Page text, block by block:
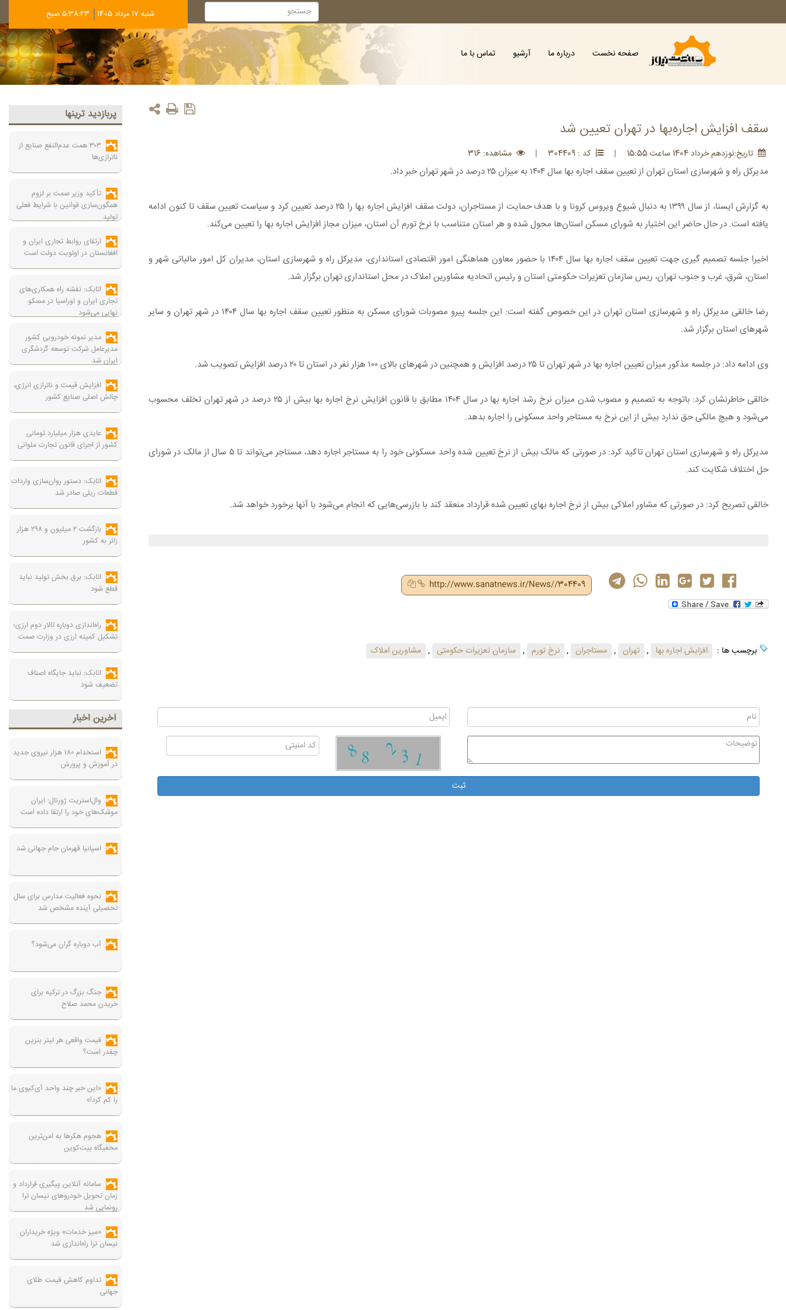
شنبه 17 مرداد 1405 5:38:24 صبح
صفحه نخست درباره ما آرشیو تماس با ما
سقف افزایش اجاره‌بها در تهران تعیین شد
تاريخ:نوزدهم خرداد 1404 ساعت 15:55 | کد : 304409 | مشاهده: 316
مدیرکل راه و شهرسازی استان تهران از تعیین سقف اجاره بها سال ۱۴۰۴ به میزان ۲۵ درصد در شهر تهران خبر داد.
به گزارش ایسنا، از سال ۱۳۹۹ به دنبال شیوع ویروس کرونا و با هدف حمایت از مستاجران، دولت سقف افزایش اجاره بها را ۲۵ درصد تعیین کرد و سیاست تعیین سقف تا کنون ادامه
یافته است. در حال حاضر این اختیار به شورای مسکن استان‌ها محول شده و هر استان متناسب با نرخ تورم آن استان، میزان مجاز افزایش اجاره بها را تعیین می‌کند.
اخیرا جلسه تصمیم گیری جهت تعیین سقف اجاره بها سال ۱۴۰۴ با حضور معاون هماهنگی امور اقتصادی استانداری، مدیرکل راه و شهرسازی استان، مدیران کل امور مالیاتی شهر و
استان، شرق، غرب و جنوب تهران، ریس سازمان تعزیرات حکومتی استان و رئیس اتحادیه مشاورین املاک در محل استانداری تهران برگزار شد.
رضا خالقی مدیرکل راه و شهرسازی استان تهران در این خصوص گفته است: این جلسه پیرو مصوبات شورای مسکن به منظور تعیین سقف اجاره بها سال ۱۴۰۴ در شهر تهران و سایر
شهرهای استان برگزار شد.
وی ادامه داد: در جلسه مذکور میزان تعیین اجاره بها در شهر تهران تا ۲۵ درصد افزایش و همچنین در شهرهای بالای ۱۰۰ هزار نفر در استان تا ۲۰ درصد افزایش تصویب شد.
خالقی خاطرنشان کرد: باتوجه به تصمیم و مصوب شدن میزان نرخ رشد اجاره بها در سال ۱۴۰۴ مطابق با قانون افزایش نرخ اجاره بها بیش از ۲۵ درصد در شهر تهران تخلف محسوب
می‌شود و هیچ مالکی حق ندارد بیش از این نرخ به مستاجر واحد مسکونی را اجاره بدهد.
مدیرکل راه و شهرسازی استان تهران تاکید کرد: در صورتی که مالک بیش از نرخ تعیین شده واحد مسکونی خود را به مستاجر اجاره دهد، مستاجر می‌تواند تا ۵ سال از مالک در شورای
حل اختلاف شکایت کند.
خالقی تصریح کرد: در صورتی که مشاور املاکی بیش از نرخ اجاره بهای تعیین شده قرارداد منعقد کند با بازرسی‌هایی که انجام می‌شود با آنها برخورد خواهد شد.
http://www.sanatnews.ir/News//304409
برچسب ها : افزایش اجاره‌ بها , تهران , مستاجران , نرخ تورم , سازمان تعزیرات حکومتی , مشاورین املاک
پربازديد ترينها
۳۰۳ همت عدم‌النفع صنایع از
ناترازی‌ها
تأکید وزیر صمت بر لزوم
همگون‌سازی قوانین با شرایط فعلی
تولید
ارتقای روابط تجاری ایران و
افغانستان در اولویت دولت است
اتابک: نقشه راه همکاری‌های
تجاری ایران و اوراسیا در مسکو
نهایی می‌شود
مدیر نمونه خودرویی کشور
مدیرعامل شرکت توسعه گردشگری
ایران شد
افزایش قیمت و ناترازی انرژی،
چالش اصلی صنایع کشور
عایدی هزار میلیارد تومانی
کشور از اجرای قانون تجارت ملوانی
اتابک: دستور روان‌سازی واردات
قطعات ریلی صادر شد
بازگشت ۲ میلیون و ۲۹۸ هزار
زائر به کشور
اتابک: برق بخش تولید نباید
قطع شود
راه‌اندازی دوباره تالار دوم ارزی؛
تشکیل کمیته ارزی در وزارت صمت
اتابک: نباید جایگاه اصناف
تضعیف شود
آخرين اخبار
استخدام ۱۸۰ هزار نیروی جدید
در آموزش‌ و پرورش
وال‌استریت ژورنال: ایران
موشک‌های خود را ارتقا داده است
اسپانیا قهرمان جام جهانی شد
نحوه فعالیت مدارس برای سال
تحصیلی آینده مشخص شد
آب دوباره گران می‌شود؟
جنگ بزرگ در ترکیه برای
خریدن محمد صلاح
قیمت واقعی هر لیتر بنزین
چقدر است؟
«این خبر چند واحد آی‌کیوی ما
را کم کرد!»
هجوم هکرها به امن‌ترین
مخفیگاه بیت‌کوین
سامانه آنلاین پیگیری قرارداد‌ و
زمان تحویل خودرو‌های نیسان ترا
رونمایی شد
«میز خدمات» ویژه خریداران
نیسان ترا راه‌اندازی شد
تداوم کاهش قیمت طلای
جهانی